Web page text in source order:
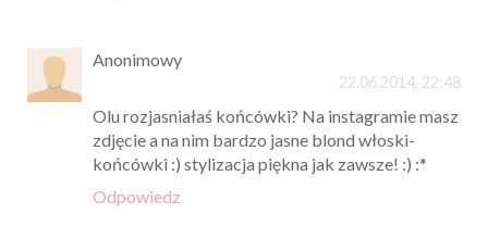
Anonimowy
22.06.2014, 22:48
Olu rozjasniałaś końcówki? Na instagramie masz
zdjęcie a na nim bardzo jasne blond włoski-
końcówki :) stylizacja piękna jak zawsze! :) :*
Odpowiedz